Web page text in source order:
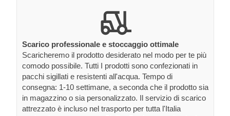
Scarico professionale e stoccaggio ottimale
Scaricheremo il prodotto desiderato nel modo per te più
comodo possibile. Tutti I prodotti sono confezionati in
pacchi sigillati e resistenti all'acqua. Tempo di
consegna: 1-10 settimane, a seconda che il prodotto sia
in magazzino o sia personalizzato. Il servizio di scarico
attrezzato è incluso nel trasporto per tutta l'Italia